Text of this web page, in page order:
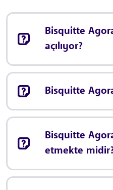
Bisquitte
açılıyor?
Bisquitte
Bisquitte
etmekte